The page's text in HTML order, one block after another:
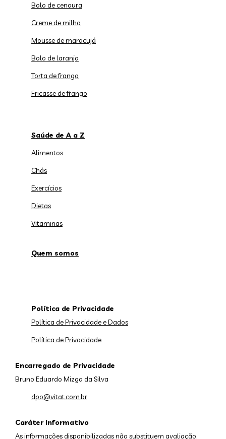
Bolo de cenoura
Creme de milho
Mousse de maracujá
Bolo de laranja
Torta de frango
Fricasse de frango
Saúde de A a Z
Alimentos
Chás
Exercícios
Dietas
Vitaminas
Quem somos
Caráter Informativo
As informações disponibilizadas não substituem avaliação,
Política de Privacidade
Política de Privacidade e Dados
Política de Privacidade
Encarregado de Privacidade
Bruno Eduardo Mizga da Silva
dpo@vitat.com.br